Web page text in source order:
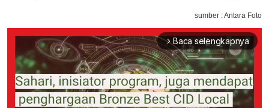
sumber : Antara Foto
arrow_forward_ios Baca selengkapnya